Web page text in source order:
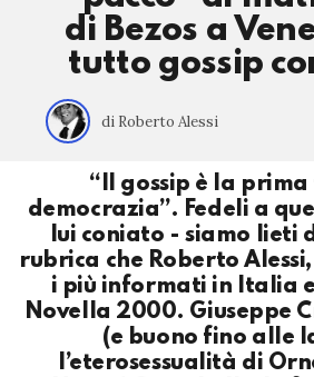
di Bezos a
tutto gossip
di Roberto Alessi
“Il gossip è la
democrazia”. Fedeli a
lui coniato - siamo lieti
rubrica che Roberto
i più informati in Italia
Novella 2000. Giuseppe
(e buono fino alle
l’eterosessualità di